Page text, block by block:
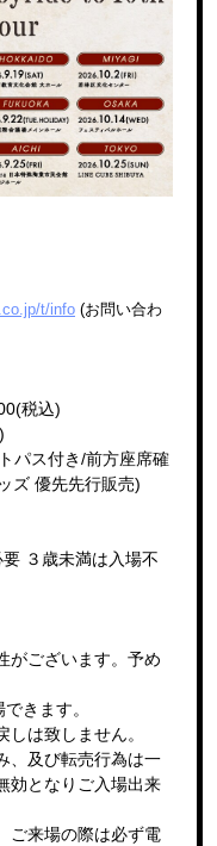
t/info (お問い合わ
税込)
パス付き/前方座席確
ズ 優先先行販売)
３歳未満は⼊場不
がございます。予め
きます。
は致しません。
、及び転売行為は一
効となりご入場出来
ご来場の際は必ず電